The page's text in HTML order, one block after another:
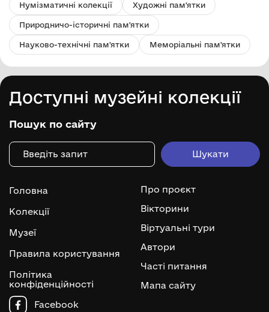
Нумізматичні колекції Художні пам'ятки
Природничо-історичні пам'ятки
Науково-технічні пам'ятки Меморіальні пам'ятки
Доступні музейні колекції
Пошук по сайту
Головна
Колекції
Музеї
Правила користування
Політика
конфіденційності
Про проєкт
Вікторини
Віртуальні тури
Автори
Часті питання
Мапа сайту
Facebook